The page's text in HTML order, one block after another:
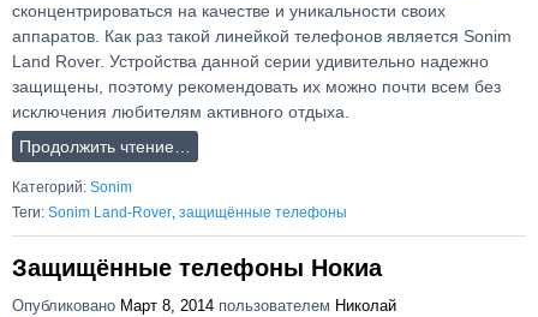
сконцентрироваться на качестве и уникальности своих
аппаратов. Как раз такой линейкой телефонов является Sonim
Land Rover. Устройства данной серии удивительно надежно
защищены, поэтому рекомендовать их можно почти всем без
исключения любителям активного отдыха.
Продолжить чтение…
Категорий: Sonim
Теги: Sonim Land-Rover защищённые телефоны
Защищённые телефоны Нокиа
Опубликовано Март 8, 2014 пользователем Николай